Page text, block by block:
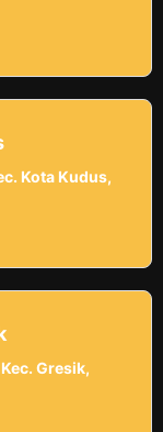
Kota Kudus,
Gresik,